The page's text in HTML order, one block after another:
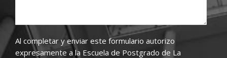
Al completar y enviar este formulario autorizo
expresamente a la Escuela de Postgrado de La